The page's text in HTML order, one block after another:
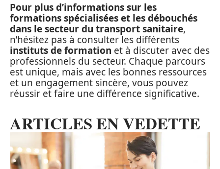
Pour plus d’informations sur les
formations spécialisées et les débouchés
dans le secteur du transport sanitaire,
n’hésitez pas à consulter les différents
instituts de formation et à discuter avec des
professionnels du secteur. Chaque parcours
est unique, mais avec les bonnes ressources
et un engagement sincère, vous pouvez
réussir et faire une différence significative.
ARTICLES EN VEDETTE